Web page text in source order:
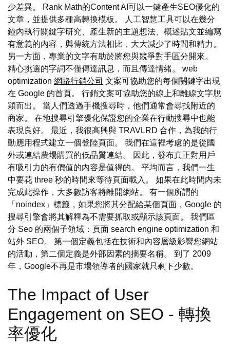
少差異。 Rank Math的Content AI可以一鍵產生SEO優化的
文章，並提供多種高轉換模板。 人工智慧工具可以在幾分
鐘內執行關鍵字研究、產生新的主題想法、概述貼文並編寫
有意義的內容，與傳統方法相比，大大減少了時間和精力。
另一方面，專業的文字有助於將您與競爭對手區分開來。
精心挑選的字詞不僅傳達訊息，而且傳達情緒。 web
optimization 網路行銷公司 文案可協助您的每個關鍵字出現
在 Google 的首頁。 行銷文案可協助您的線上和離線文字脫
穎而出。 當人們透過手機搜尋時，他們通常會尋找附近的
商家。 在地搜尋引擎優化保證您的企業在行動搜尋中也能
表現良好。 最近，我很高興與 TRAVLRD 合作，為我的行
動應用程式建立一個登陸頁面。 我們在這裡考慮的是從國
外或連結農場購買的低品質連結。 因此，發布真正對用戶
有吸引力的有價值的內容是值得的。 平均而言，我們一生
中要花 three 秒的時間來等待頁面載入。 如果在此時間內未
完成此操作，大多數訪客將離開網站。 有一個所謂的
「noindex」標籤，如果您將其分配給某個頁面，Google 的
搜尋引擎會將其解釋為不需要抓取或顯示該頁面。 我們區
分 Seo 的兩個子領域：頁面 search engine optimization 和
站外 SEO。 第一個定義包括在技術和內容層級影響您網站
的活動，第二個定義是外部因素的摘要名稱。 到了 2009
年，Google不再是市場領導者的國家就只剩下少數。
The Impact of User
Engagement on SEO - 轉換
率優化